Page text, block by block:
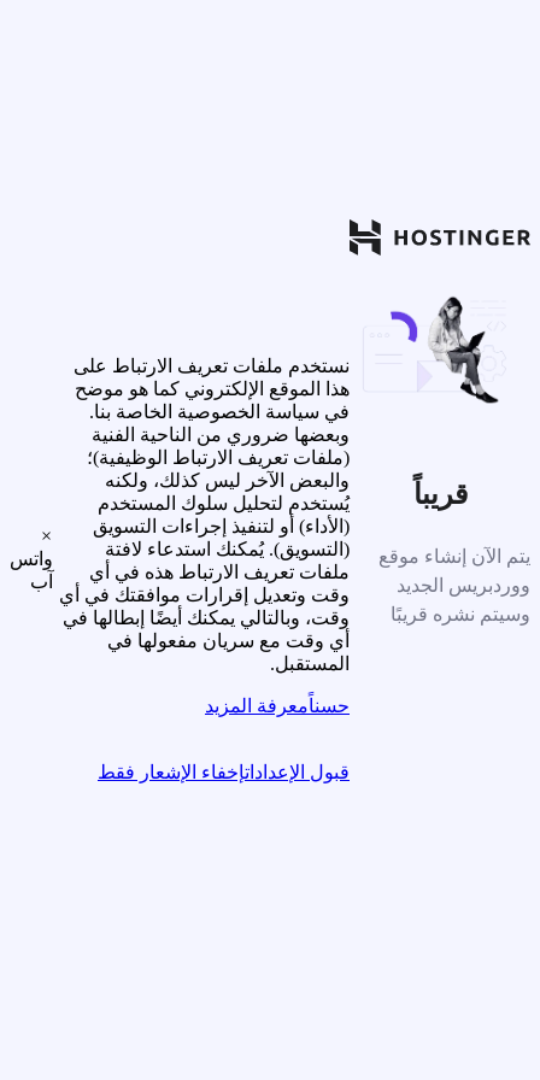
قريباً
يتم الآن إنشاء موقع
ووردبريس الجديد
وسيتم نشره قريبًا
نستخدم ملفات تعريف الارتباط على
هذا الموقع الإلكتروني كما هو موضح
في سياسة الخصوصية الخاصة بنا.
وبعضها ضروري من الناحية الفنية
(ملفات تعريف الارتباط الوظيفية)؛
والبعض الآخر ليس كذلك، ولكنه
يُستخدم لتحليل سلوك المستخدم
(الأداء) أو لتنفيذ إجراءات التسويق
(التسويق). يُمكنك استدعاء لافتة
ملفات تعريف الارتباط هذه في أي
وقت وتعديل إقرارات موافقتك في أي
وقت، وبالتالي يمكنك أيضًا إبطالها في
أي وقت مع سريان مفعولها في
المستقبل.
حسناًمعرفة المزيد
قبول الإعداداتإخفاء الإشعار فقط
×
واتس
آب